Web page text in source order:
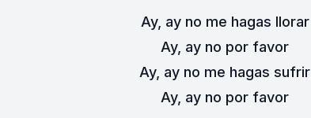
Ay, ay no me hagas llorar
Ay, ay no por favor
Ay, ay no me hagas sufrir
Ay, ay no por favor